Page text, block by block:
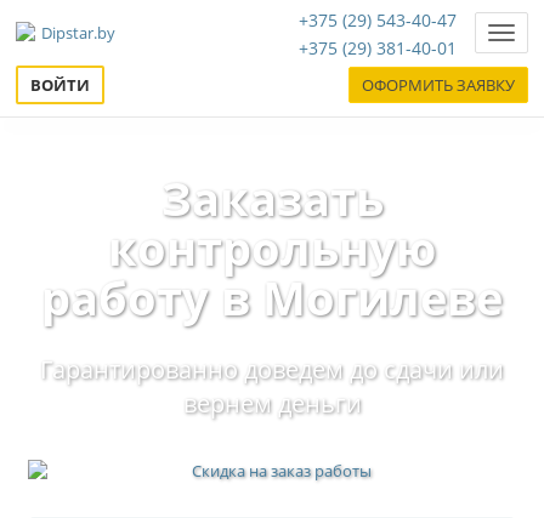
+375 (29) 543-40-47
+375 (29) 381-40-01
ВОЙТИ ОФОРМИТЬ ЗАЯВКУ
Заказать
контрольную
работу в Могилеве
Гарантированно доведем до сдачи или
вернем деньги